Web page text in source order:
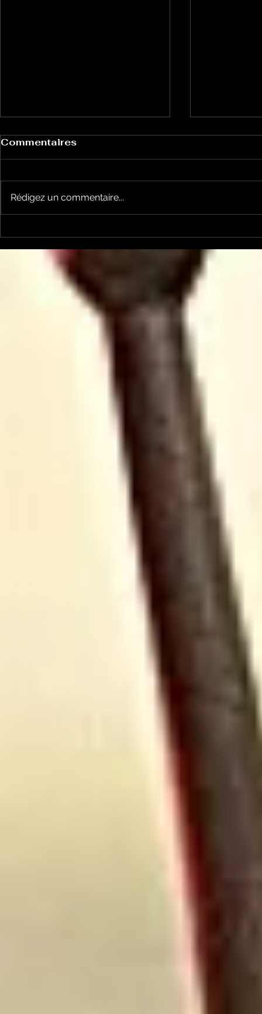
sa nouvelle édition
ariégeoise pour 2026-
lancé
Commentaires
Rédigez un commentaire...